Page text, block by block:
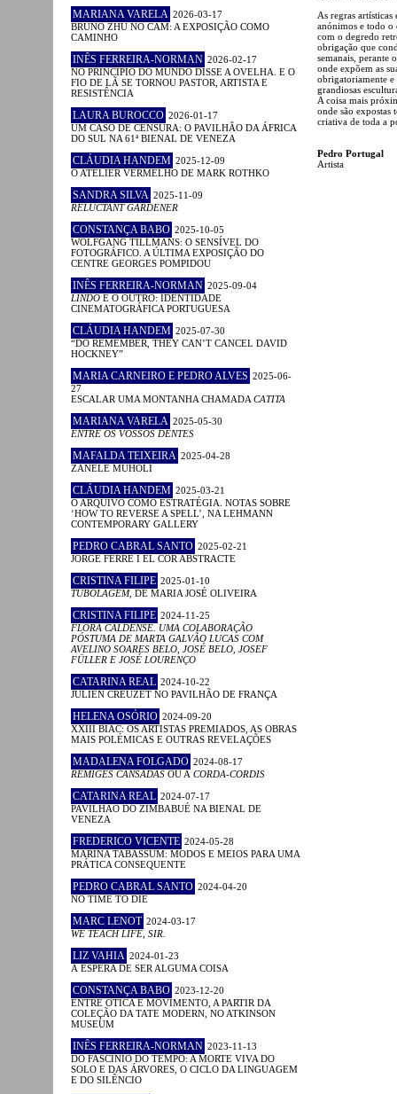
MARIANA VARELA 2026-03-17
BRUNO ZHU NO CAM: A EXPOSIÇÃO COMO
CAMINHO
INÊS FERREIRA-NORMAN 2026-02-17
NO PRINCÍPIO DO MUNDO DISSE A OVELHA. E O
FIO DE LÃ SE TORNOU PASTOR, ARTISTA E
RESISTÊNCIA
LAURA BUROCCO 2026-01-17
UM CASO DE CENSURA: O PAVILHÃO DA ÁFRICA
DO SUL NA 61ª BIENAL DE VENEZA
CLÁUDIA HANDEM 2025-12-09
O ATELIER VERMELHO DE MARK ROTHKO
SANDRA SILVA 2025-11-09
RELUCTANT GARDENER
CONSTANÇA BABO 2025-10-05
WOLFGANG TILLMANS: O SENSÍVEL DO
FOTOGRÁFICO. A ÚLTIMA EXPOSIÇÃO DO
CENTRE GEORGES POMPIDOU
INÊS FERREIRA-NORMAN 2025-09-04
LINDO E O OUTRO: IDENTIDADE
CINEMATOGRÁFICA PORTUGUESA
CLÁUDIA HANDEM 2025-07-30
“DO REMEMBER, THEY CAN’T CANCEL DAVID
HOCKNEY”
MARIA CARNEIRO E PEDRO ALVES 2025-06-
27
ESCALAR UMA MONTANHA CHAMADA CATITA
MARIANA VARELA 2025-05-30
ENTRE OS VOSSOS DENTES
MAFALDA TEIXEIRA 2025-04-28
ZANELE MUHOLI
CLÁUDIA HANDEM 2025-03-21
O ARQUIVO COMO ESTRATÉGIA. NOTAS SOBRE
‘HOW TO REVERSE A SPELL’, NA LEHMANN
CONTEMPORARY GALLERY
PEDRO CABRAL SANTO 2025-02-21
JORGE FERRÉ I EL COR ABSTRACTE
CRISTINA FILIPE 2025-01-10
TUBOLAGEM, DE MARIA JOSÉ OLIVEIRA
CRISTINA FILIPE 2024-11-25
FLORA CALDENSE. UMA COLABORAÇÃO
PÓSTUMA DE MARTA GALVÃO LUCAS COM
AVELINO SOARES BELO, JOSÉ BELO, JOSEF
FÜLLER E JOSÉ LOURENÇO
CATARINA REAL 2024-10-22
JULIEN CREUZET NO PAVILHÃO DE FRANÇA
HELENA OSÓRIO 2024-09-20
XXIII BIAC: OS ARTISTAS PREMIADOS, AS OBRAS
MAIS POLÉMICAS E OUTRAS REVELAÇÕES
MADALENA FOLGADO 2024-08-17
RÉMIGES CANSADAS OU A CORDA-CORDIS
CATARINA REAL 2024-07-17
PAVILHÃO DO ZIMBABUÉ NA BIENAL DE
VENEZA
FREDERICO VICENTE 2024-05-28
MARINA TABASSUM: MODOS E MEIOS PARA UMA
PRÁTICA CONSEQUENTE
PEDRO CABRAL SANTO 2024-04-20
NO TIME TO DIE
MARC LENOT 2024-03-17
WE TEACH LIFE, SIR.
LIZ VAHIA 2024-01-23
À ESPERA DE SER ALGUMA COISA
CONSTANÇA BABO 2023-12-20
ENTRE ÓTICA E MOVIMENTO, A PARTIR DA
COLEÇÃO DA TATE MODERN, NO ATKINSON
MUSEUM
INÊS FERREIRA-NORMAN 2023-11-13
DO FASCÍNIO DO TEMPO: A MORTE VIVA DO
SOLO E DAS ÁRVORES, O CICLO DA LINGUAGEM
E DO SILÊNCIO
As regras
anónimos e todo
com o degredo
obrigação que
semanais, perante
onde expõem as
obrigatoriamente e
grandiosas
A coisa mais
onde são expostas
criativa de toda a
Pedro Portugal
Artista